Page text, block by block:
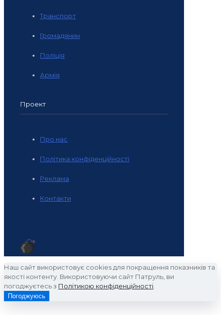
Транспорт
Громадянин
Поліція
Армія
Проект
Про нас
Політика конфіденційності
Реклама
Контакти
Наш сайт використовує cookies для покращення показників та
якості контенту. Використовуючи сайт Патруль, ви
погоджуєтесь з Політикою конфіденційності
Погоджуюсь